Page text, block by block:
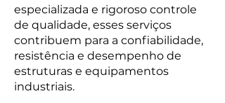
especializada e rigoroso controle
de qualidade, esses serviços
contribuem para a confiabilidade,
resistência e desempenho de
estruturas e equipamentos
industriais.